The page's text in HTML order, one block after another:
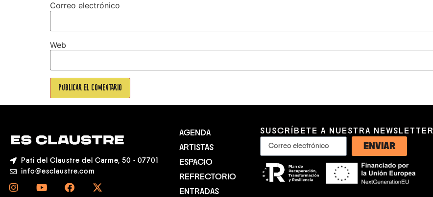
Correo electrónico
Web
Pati del Claustre del Carme, 50 - 07701
info@esclaustre.com
AGENDA
ARTISTAS
ESPACIO
REFRECTORIO
ENTRADAS
SUSCRÍBETE A NUESTRA NEWSLETTER
ENVIAR